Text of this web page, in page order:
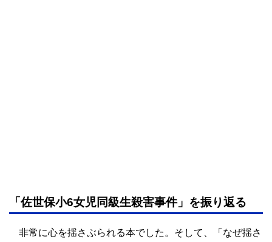
「佐世保小6女児同級生殺害事件」を振り返る
非常に心を揺さぶられる本でした。そして、「なぜ揺さ